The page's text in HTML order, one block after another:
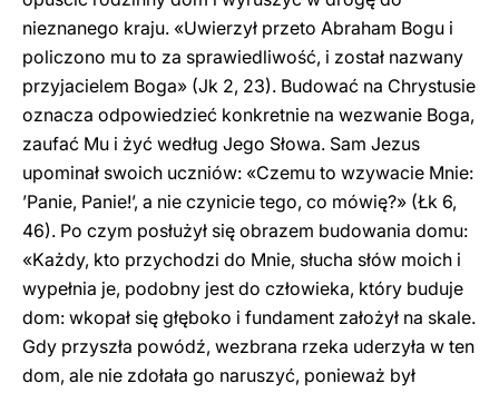
nieznanego kraju. «Uwierzył przeto Abraham Bogu i
policzono mu to za sprawiedliwość, i został nazwany
przyjacielem Boga» (Jk 2, 23). Budować na Chrystusie
oznacza odpowiedzieć konkretnie na wezwanie Boga,
zaufać Mu i żyć według Jego Słowa. Sam Jezus
upominał swoich uczniów: «Czemu to wzywacie Mnie:
’Panie, Panie!’, a nie czynicie tego, co mówię?» (Łk 6,
46). Po czym posłużył się obrazem budowania domu:
«Każdy, kto przychodzi do Mnie, słucha słów moich i
wypełnia je, podobny jest do człowieka, który buduje
dom: wkopał się głęboko i fundament założył na skale.
Gdy przyszła powódź, wezbrana rzeka uderzyła w ten
dom, ale nie zdołała go naruszyć, ponieważ był